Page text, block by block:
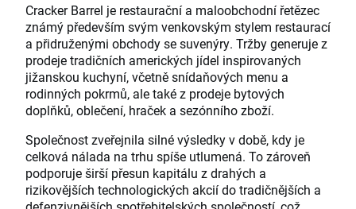
Cracker Barrel je restaurační a maloobchodní řetězec
známý především svým venkovským stylem restaurací
a přidruženými obchody se suvenýry. Tržby generuje z
prodeje tradičních amerických jídel inspirovaných
jižanskou kuchyní, včetně snídaňových menu a
rodinných pokrmů, ale také z prodeje bytových
doplňků, oblečení, hraček a sezónního zboží.
Společnost zveřejnila silné výsledky v době, kdy je
celková nálada na trhu spíše utlumená. To zároveň
podporuje širší přesun kapitálu z drahých a
rizikovějších technologických akcií do tradičnějších a